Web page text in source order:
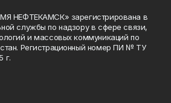
НЕФТЕКАМСК» зарегистрирована в
службы по надзору в сфере связи,
и массовых коммуникаций по
Регистрационный номер ПИ № ТУ
г.